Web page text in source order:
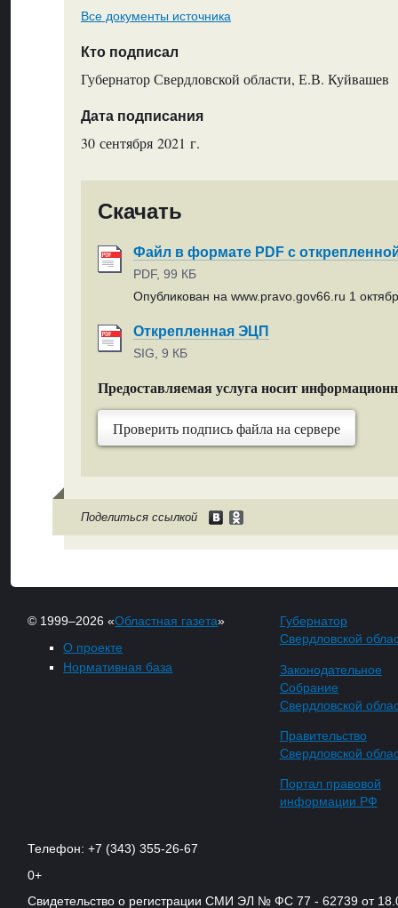
Все документы источника
Кто подписал
Губернатор Свердловской области, Е.В. Куйвашев
Дата подписания
30 сентября 2021 г.
Скачать
Файл в формате PDF с
PDF, 99 КБ
Опубликован на www.pravo.gov66.ru 1
Открепленная ЭЦП
SIG, 9 КБ
Предоставляемая услуга носит
Проверить подпись файла на сервере
Поделиться ссылкой
© 1999–2026 «Областная газета»
О проекте
Нормативная база
Губернатор
Свердловской
Законодательное
Собрание
Свердловской
Правительство
Свердловской
Портал правовой
информации РФ
Телефон: +7 (343) 355-26-67
0+
Свидетельство о регистрации СМИ ЭЛ № ФС 77 - 62739 от